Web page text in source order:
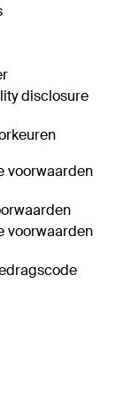
disclosure
voorwaarden
voorwaarden